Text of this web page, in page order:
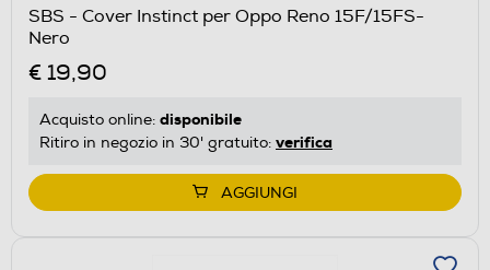
SBS - Cover Instinct per Oppo Reno 15F/15FS-
Nero
€ 19,90
Acquisto online: disponibile
Ritiro in negozio in 30' gratuito: verifica
AGGIUNGI